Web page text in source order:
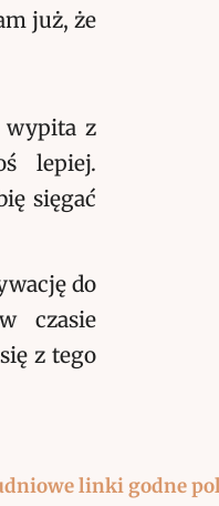
już, że
wypita z
lepiej.
sięgać
do
czasie
z tego
linki godne